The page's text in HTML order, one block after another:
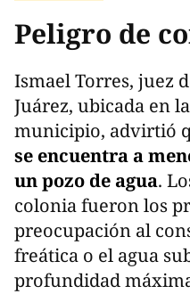
Peligro de
Ismael Torres, juez
Juárez, ubicada en
municipio, advirtió
se encuentra a
un pozo de agua.
colonia fueron los
preocupación al
freática o el agua
profundidad